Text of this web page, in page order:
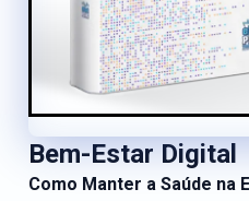
Bem-Estar Digital
Como Manter a Saúde na